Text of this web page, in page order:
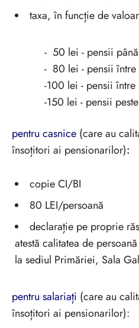
taxa, în funcție de
- 50 lei - pensii până
- 80 lei - pensii între
-100 lei - pensii între
-150 lei - pensii peste
pentru casnice (care au
însoțitori ai pensionarilor):
copie CI/BI
80 LEI/persoană
declarație pe proprie
atestă calitatea de
la sediul Primăriei, Sala
pentru salariați (care au
însoțitori ai pensionarilor):